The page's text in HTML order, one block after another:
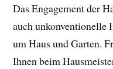
Das Engagement der
auch unkonventionelle
um Haus und Garten.
Ihnen beim